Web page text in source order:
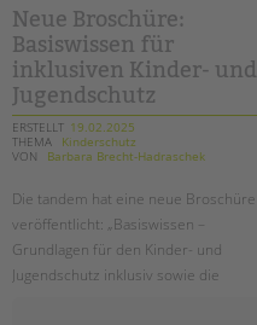
tandem als Arbeitgeberin
NEWS/BLOG
unkuerzbar
Briefe an Kai
PRESSE
Magazin
KONTAKT
Neue Broschüre:
Basiswissen für
inklusiven Kinder- und
Jugendschutz
ERSTELLT 19.02.2025
THEMA
Kinderschutz
VON
Barbara Brecht-Hadraschek
Die tandem hat eine neue Broschüre
veröffentlicht: „Basiswissen –
Grundlagen für den Kinder- und
Jugendschutz inklusiv sowie die